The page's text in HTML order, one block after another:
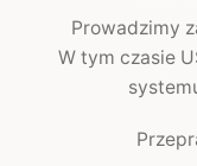
Prowadzimy
W tym czasie